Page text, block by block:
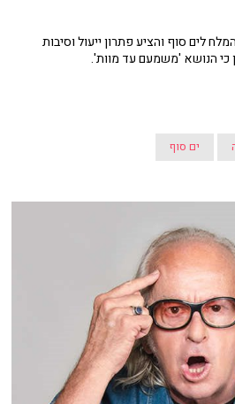
לים סוף והציע פתרון ייעול וסיבות
כי הנושא 'משמעם עד מוות'.
ים סוף